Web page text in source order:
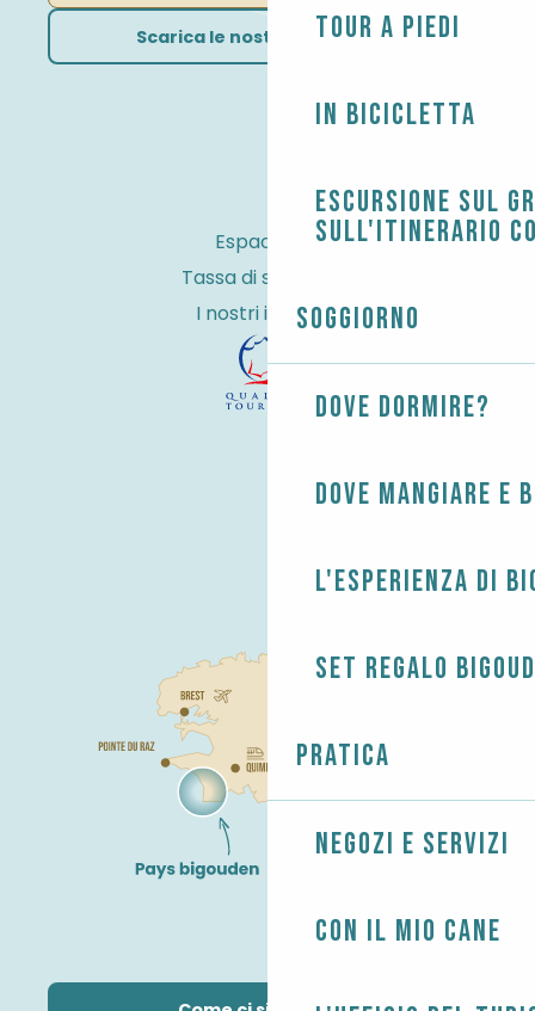
Tour a piedi
In bicicletta
Escursione sul
sull'itinerario
Soggiorno
Dove dormire?
Dove mangiare e
L'esperienza di
Set regalo
Pratica
Negozi e servizi
Con il mio cane
Scarica le nostre brochure
Espace Pro
Tassa di soggiorno
I nostri impegni